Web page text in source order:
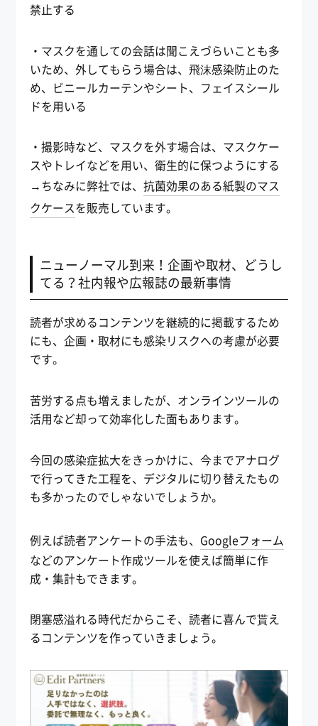
禁止する
・マスクを通しての会話は聞こえづらいことも多
いため、外してもらう場合は、飛沫感染防止のた
め、ビニールカーテンやシート、フェイスシール
ドを用いる
・撮影時など、マスクを外す場合は、マスクケー
スやトレイなどを用い、衛生的に保つようにする
→ちなみに弊社では、 抗菌効果のある紙製のマス
クケースを販売しています。
ニューノーマル到来！企画や取材、どうし
てる？社内報や広報誌の最新事情
読者が求めるコンテンツを継続的に掲載するため
にも、企画・取材にも感染リスクへの考慮が必要
です。
苦労する点も増えましたが、オンラインツールの
活用など却って効率化した面もあります。
今回の感染症拡大をきっかけに、今までアナログ
で行ってきた工程を、デジタルに切り替えたもの
も多かったのでしゃないでしょうか。
例えば読者アンケートの手法も、 Googleフォーム
などのアンケート作成ツールを使えば簡単に作
成・集計もできます。
閉塞感溢れる時代だからこそ、読者に喜んで貰え
るコンテンツを作っていきましょう。